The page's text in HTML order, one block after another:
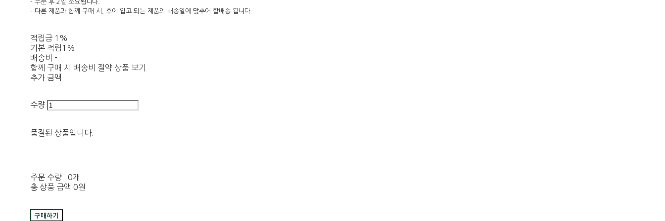
- 주문 후 2일 소요됩니다.
- 다른 제품과 함께 구매 시, 후에 입고 되는 제품의 배송일에 맞추어 합배송 됩니다.
적립금 1%
기본 적립 1%
배송비 -
함께 구매 시 배송비 절약 상품 보기
추가 금액
수량
품절된 상품입니다.
주문 수량
0개
총 상품 금액 0원
구매하기